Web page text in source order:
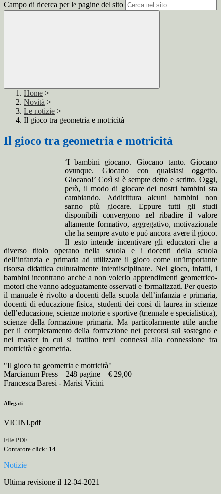
Campo di ricerca per le pagine del sito
Home >
Novità >
Le notizie >
Il gioco tra geometria e motricità
Il gioco tra geometria e motricità
‘I bambini giocano. Giocano tanto. Giocano
ovunque. Giocano con qualsiasi oggetto.
Giocano!’ Così si è sempre detto e scritto. Oggi,
però, il modo di giocare dei nostri bambini sta
cambiando. Addirittura alcuni bambini non
sanno più giocare. Eppure tutti gli studi
disponibili convergono nel ribadire il valore
altamente formativo, aggregativo, motivazionale
che ha sempre avuto e può ancora avere il gioco.
Il testo intende incentivare gli educatori che a
diverso titolo operano nella scuola e i docenti della scuola
dell’infanzia e primaria ad utilizzare il gioco come un’importante
risorsa didattica culturalmente interdisciplinare. Nel gioco, infatti, i
bambini incontrano anche a non volerlo apprendimenti geometrico-
motori che vanno adeguatamente osservati e formalizzati. Per questo
il manuale è rivolto a docenti della scuola dell’infanzia e primaria,
docenti di educazione fisica, studenti dei corsi di laurea in scienze
dell’educazione, scienze motorie e sportive (triennale e specialistica),
scienze della formazione primaria. Ma particolarmente utile anche
per il completamento della formazione nei percorsi sul sostegno e
nei master in cui si trattino temi connessi alla connessione tra
motricità e geometria.
"Il gioco tra geometria e motricità"
Marcianum Press – 248 pagine – € 29,00
Francesca Baresi - Marisi Vicini
Allegati
VICINI.pdf
File PDF
Contatore click: 14
Notizie
Ultima revisione il 12-04-2021